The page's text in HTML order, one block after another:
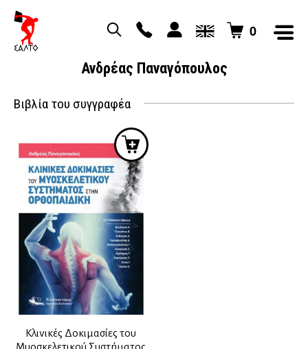
0
Ανδρέας Παναγόπουλος
Βιβλία του συγγραφέα
Κλινικές Δοκιμασίες του
Μυοσκελετικού Συστήματος